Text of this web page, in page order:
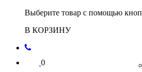
Выберите товар с помощью
В КОРЗИНУ
0